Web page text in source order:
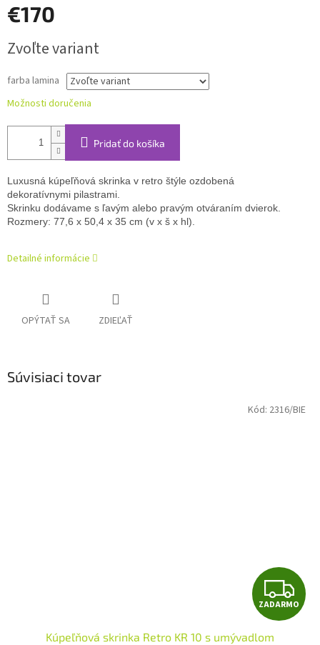
€170
cena:
Zvoľte variant
farba lamina
Možnosti doručenia
Pridať do košíka
Luxusná kúpeľňová skrinka v retro štýle ozdobená
dekoratívnymi pilastrami.
Skrinku dodávame s ľavým alebo pravým otváraním dvierok.
Rozmery: 77,6 x 50,4 x 35 cm (v x š x hl).
Detailné informácie
OPÝTAŤ SA ZDIEĽAŤ
Súvisiaci tovar
Z
A
ZADARMO
Kúpeľňová skrinka Retro KR 10 s umývadlom
Kód: 2316/BIE